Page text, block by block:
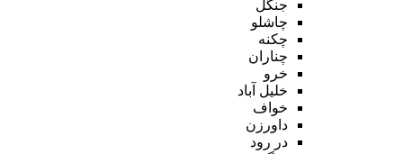
جنگل
چاشلو
چکنه
چناران
خرو
خلیل آباد
خواف
داورزن
در رود